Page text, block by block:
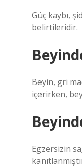
Güç kaybı,
belirtileridir.
Beyin, gri
içerirken,
Egzersizin